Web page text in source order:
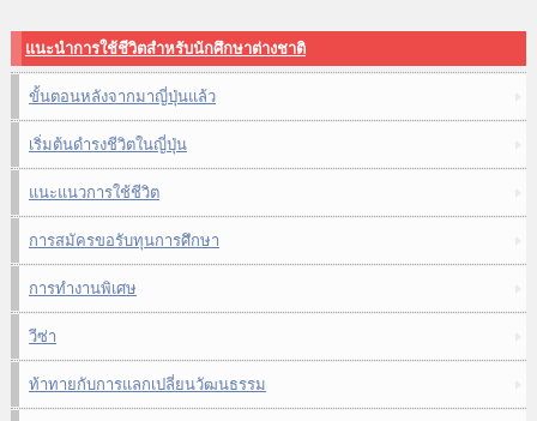
แนะนำการใช้ชีวิตสำหรับนักศึกษาต่างชาติ
ขั้นตอนหลังจากมาญี่ปุ่นแล้ว
เริ่มต้นดำรงชีวิตในญี่ปุ่น
แนะแนวการใช้ชีวิต
การสมัครขอรับทุนการศึกษา
การทำงานพิเศษ
วีซ่า
ท้าทายกับการแลกเปลี่ยนวัฒนธรรม